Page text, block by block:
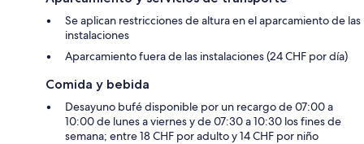
Se aplican restricciones de altura en el aparcamiento de las
instalaciones
Aparcamiento fuera de las instalaciones (24 CHF por día)
Comida y bebida
Desayuno bufé disponible por un recargo de 07:00 a
10:00 de lunes a viernes y de 07:30 a 10:30 los fines de
semana; entre 18 CHF por adulto y 14 CHF por niño